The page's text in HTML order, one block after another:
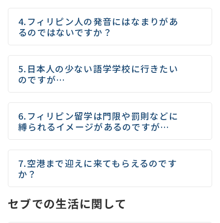
4.フィリピン人の発音にはなまりがあ
るのではないですか？
5.日本人の少ない語学学校に行きたい
のですが…
6.フィリピン留学は門限や罰則などに
縛られるイメージがあるのですが…
7.空港まで迎えに来てもらえるのです
か？
セブでの生活に関して